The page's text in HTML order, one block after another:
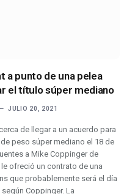
a punto de una pelea
el título súper mediano
JULIO 20, 2021
de llegar a un acuerdo para
peso súper mediano el 18 de
a Mike Coppinger de
le ofreció un contrato de una
que probablemente será el día
Coppinger. La